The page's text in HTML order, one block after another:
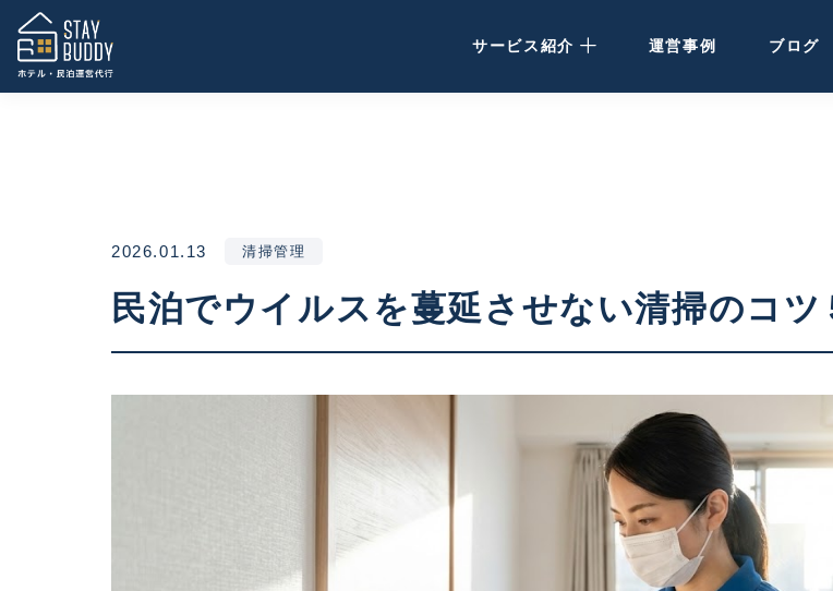
サービス紹介
民泊運営代行
空き家活用
運営事例 ブログ
2026.01.13 清掃管理
民泊でウイルスを蔓延させない清掃のコツ